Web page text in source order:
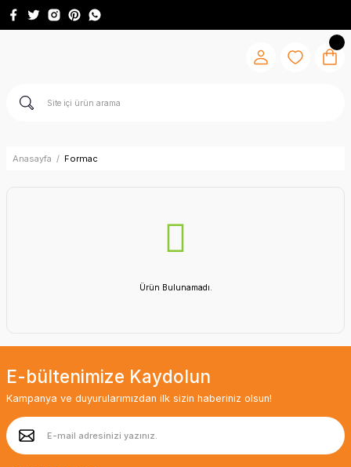
Anasayfa Formac
Ürün Bulunamadı.
E-bültenimize Kaydolun
Kampanya ve duyurularımızdan ilk sizin haberiniz olsun!